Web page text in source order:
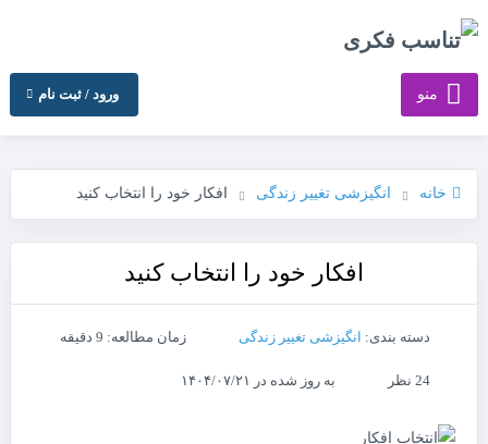
منو ورود / ثبت نام
خانه انگیزشی تغییر زندگی افکار خود را انتخاب کنید
افکار خود را انتخاب کنید
دسته بندی: انگیزشی تغییر زندگی زمان مطالعه: 9 دقیقه
24 نظر به روز شده در ۱۴۰۴/۰۷/۲۱